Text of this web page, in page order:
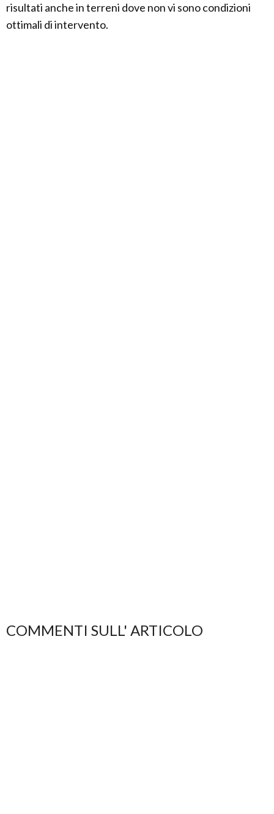
risultati anche in terreni dove non vi sono condizioni
ottimali di intervento.
COMMENTI SULL' ARTICOLO